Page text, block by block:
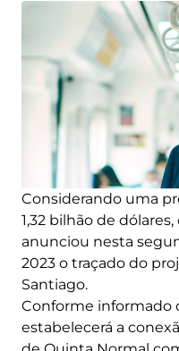
Considerando uma
1,32 bilhão de
anunciou nesta
2023 o traçado do
Santiago.
Conforme informado
estabelecerá a